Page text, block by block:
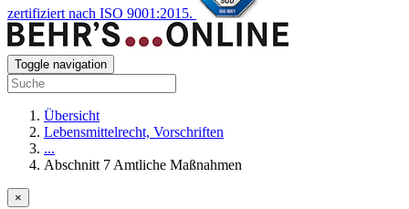
zertifiziert nach ISO 9001:2015.
Toggle navigation
Übersicht
Lebensmittelrecht, Vorschriften
...
Abschnitt 7 Amtliche Maßnahmen
×